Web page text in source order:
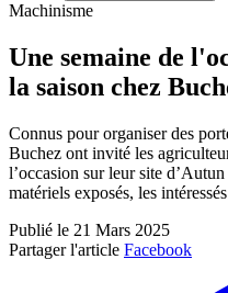
Machinisme
Une semaine de
la saison chez
Connus pour organiser des
Buchez ont invité les
l’occasion sur leur site
matériels exposés, les
Publié le 21 Mars 2025
Partager l'article Facebook